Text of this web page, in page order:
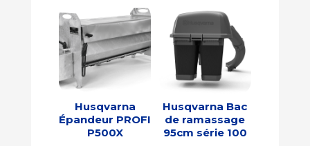
Husqvarna
Épandeur PROFI
P500X
Husqvarna Bac
de ramassage
95cm série 100